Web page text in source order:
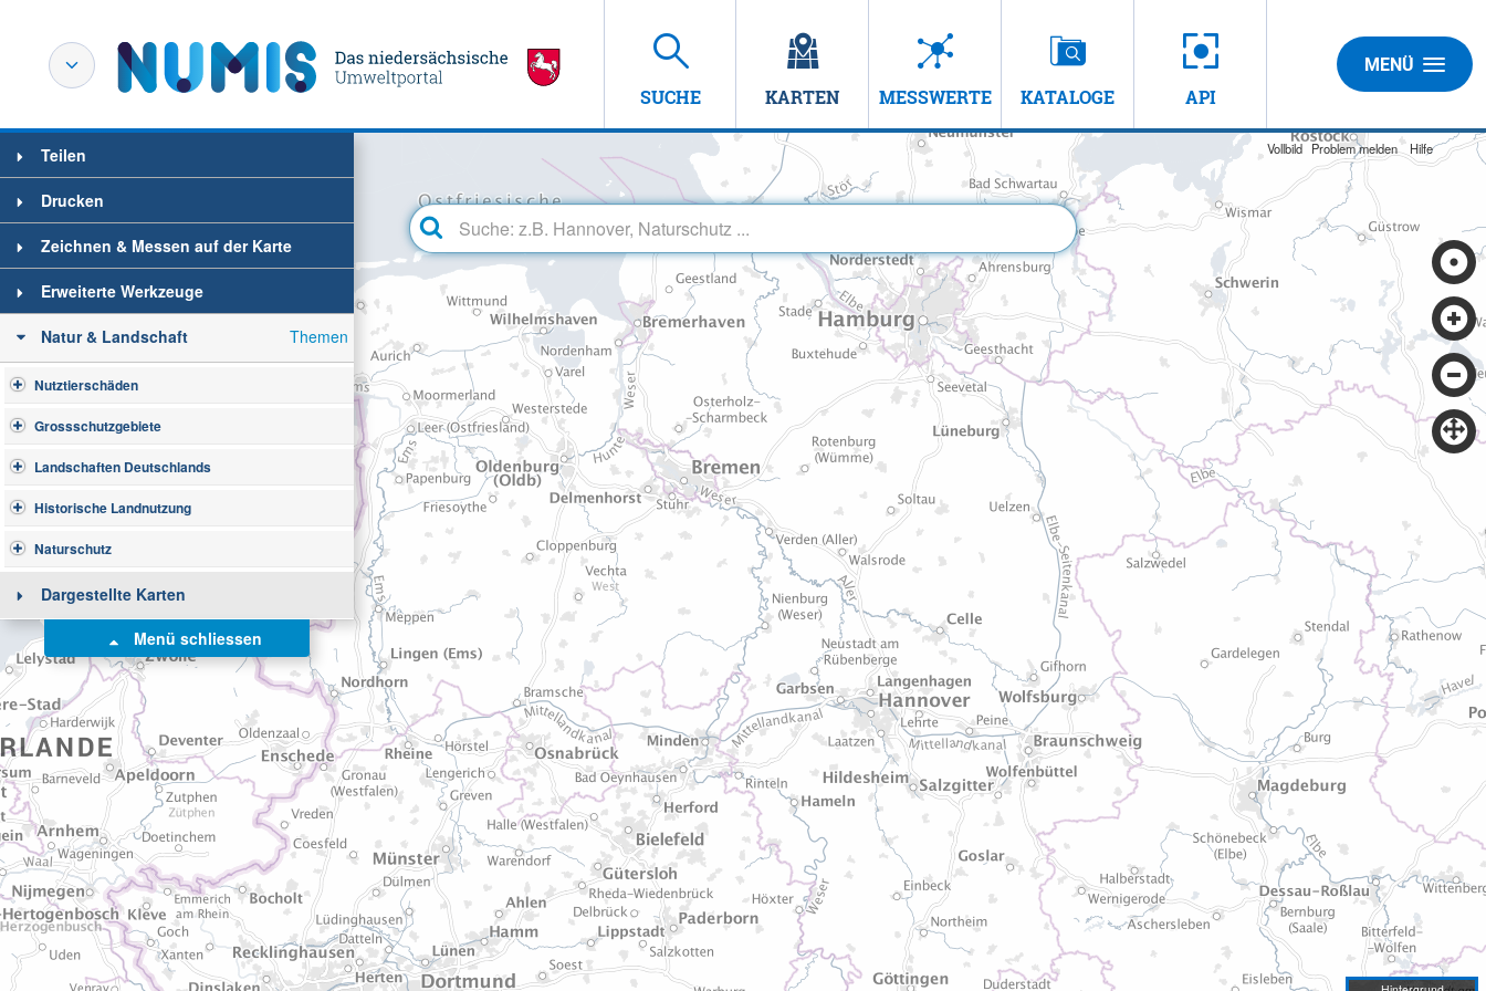
SUCHE KARTEN MESSWERTE KATALOGE API
MENÜ